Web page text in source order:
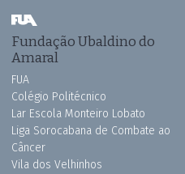
Fundação Ubaldino do
Amaral
FUA
Colégio Politécnico
Lar Escola Monteiro Lobato
Liga Sorocabana de Combate ao
Câncer
Vila dos Velhinhos